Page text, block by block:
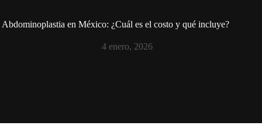
Abdominoplastia en México: ¿Cuál es el costo y qué incluye?
4 enero, 2026